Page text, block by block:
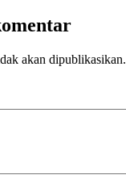
akan dipublikasikan.